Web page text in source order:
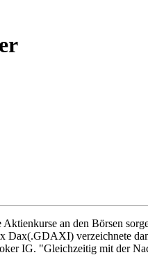
an den Börsen
Dax(.GDAXI) verzeichnete
IG. "Gleichzeitig mit der